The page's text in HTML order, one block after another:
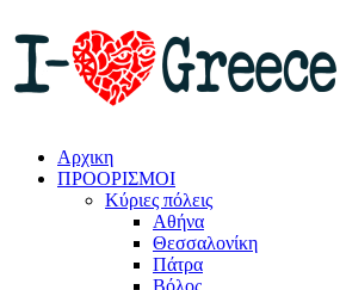
Αρχικη
ΠΡΟΟΡΙΣΜΟΙ
Κύριες πόλεις
Αθήνα
Θεσσαλονίκη
Πάτρα
Βόλος